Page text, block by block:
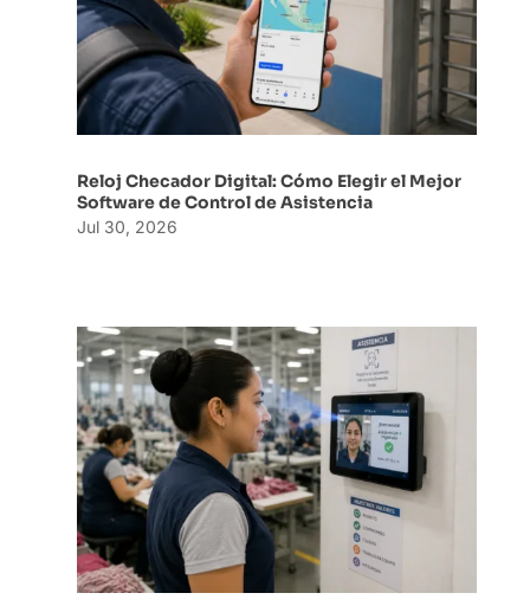
Reloj Checador Digital: Cómo Elegir el Mejor
Software de Control de Asistencia
Jul 30, 2026